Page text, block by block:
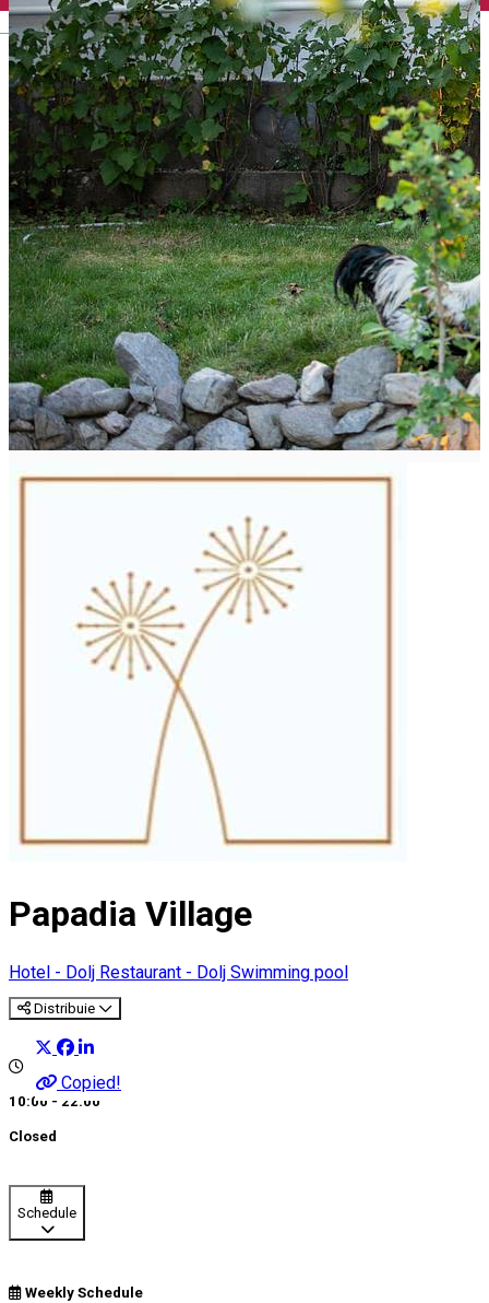
English
Papadia Village
Hotel - Dolj Restaurant - Dolj Swimming pool
Distribuie
Copied!
10:00 - 22:00
Closed
Schedule
Weekly Schedule